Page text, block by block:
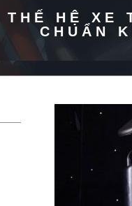
THẾ HỆ XE
CHUẨN